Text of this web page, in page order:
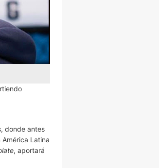
donde antes
Latina
, aportará